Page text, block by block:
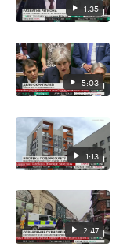
1:35
5:03
1:13
2:47